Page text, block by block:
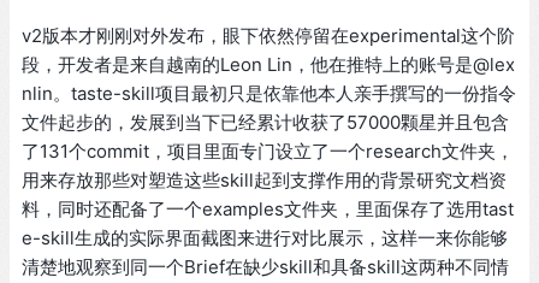
v2版本才刚刚对外发布，眼下依然停留在experimental这个阶
段，开发者是来自越南的Leon Lin，他在推特上的账号是@lex
nlin。taste-skill项目最初只是依靠他本人亲手撰写的一份指令
文件起步的，发展到当下已经累计收获了57000颗星并且包含
了131个commit，项目里面专门设立了一个research文件夹，
用来存放那些对塑造这些skill起到支撑作用的背景研究文档资
料，同时还配备了一个examples文件夹，里面保存了选用tast
e-skill生成的实际界面截图来进行对比展示，这样一来你能够
清楚地观察到同一个Brief在缺少skill和具备skill这两种不同情